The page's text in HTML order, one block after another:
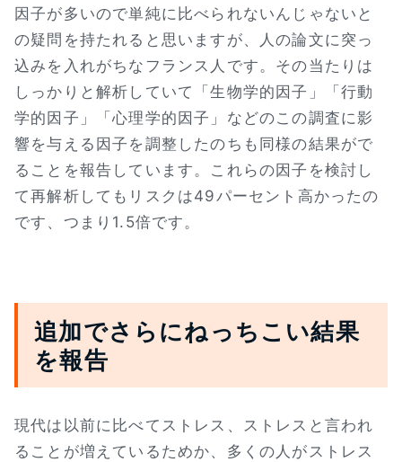
因子が多いので単純に比べられないんじゃないと
の疑問を持たれると思いますが、人の論文に突っ
込みを入れがちなフランス人です。その当たりは
しっかりと解析していて「生物学的因子」「行動
学的因子」「心理学的因子」などのこの調査に影
響を与える因子を調整したのちも同様の結果がで
ることを報告しています。これらの因子を検討し
て再解析してもリスクは49パーセント高かったの
です、つまり1.5倍です。
追加でさらにねっちこい結果
を報告
現代は以前に比べてストレス、ストレスと言われ
ることが増えているためか、多くの人がストレス